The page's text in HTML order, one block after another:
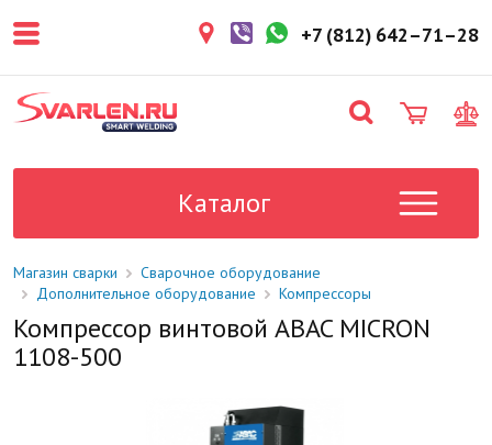
более 3 рабочих дней.
поставки в магазин: 1-2 рабочих
дня.
Данный товар отсутствует на
уточните у менеджера.
+7 (812) 642–71–28
Каталог
Магазин сварки
Сварочное оборудование
Дополнительное оборудование
Компрессоры
Компрессор винтовой ABAC MICRON
1108-500